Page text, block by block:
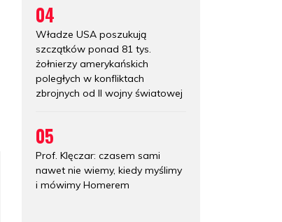
04
Władze USA poszukują
szczątków ponad 81 tys.
żołnierzy amerykańskich
poległych w konfliktach
zbrojnych od II wojny światowej
05
Prof. Klęczar: czasem sami
nawet nie wiemy, kiedy myślimy
i mówimy Homerem